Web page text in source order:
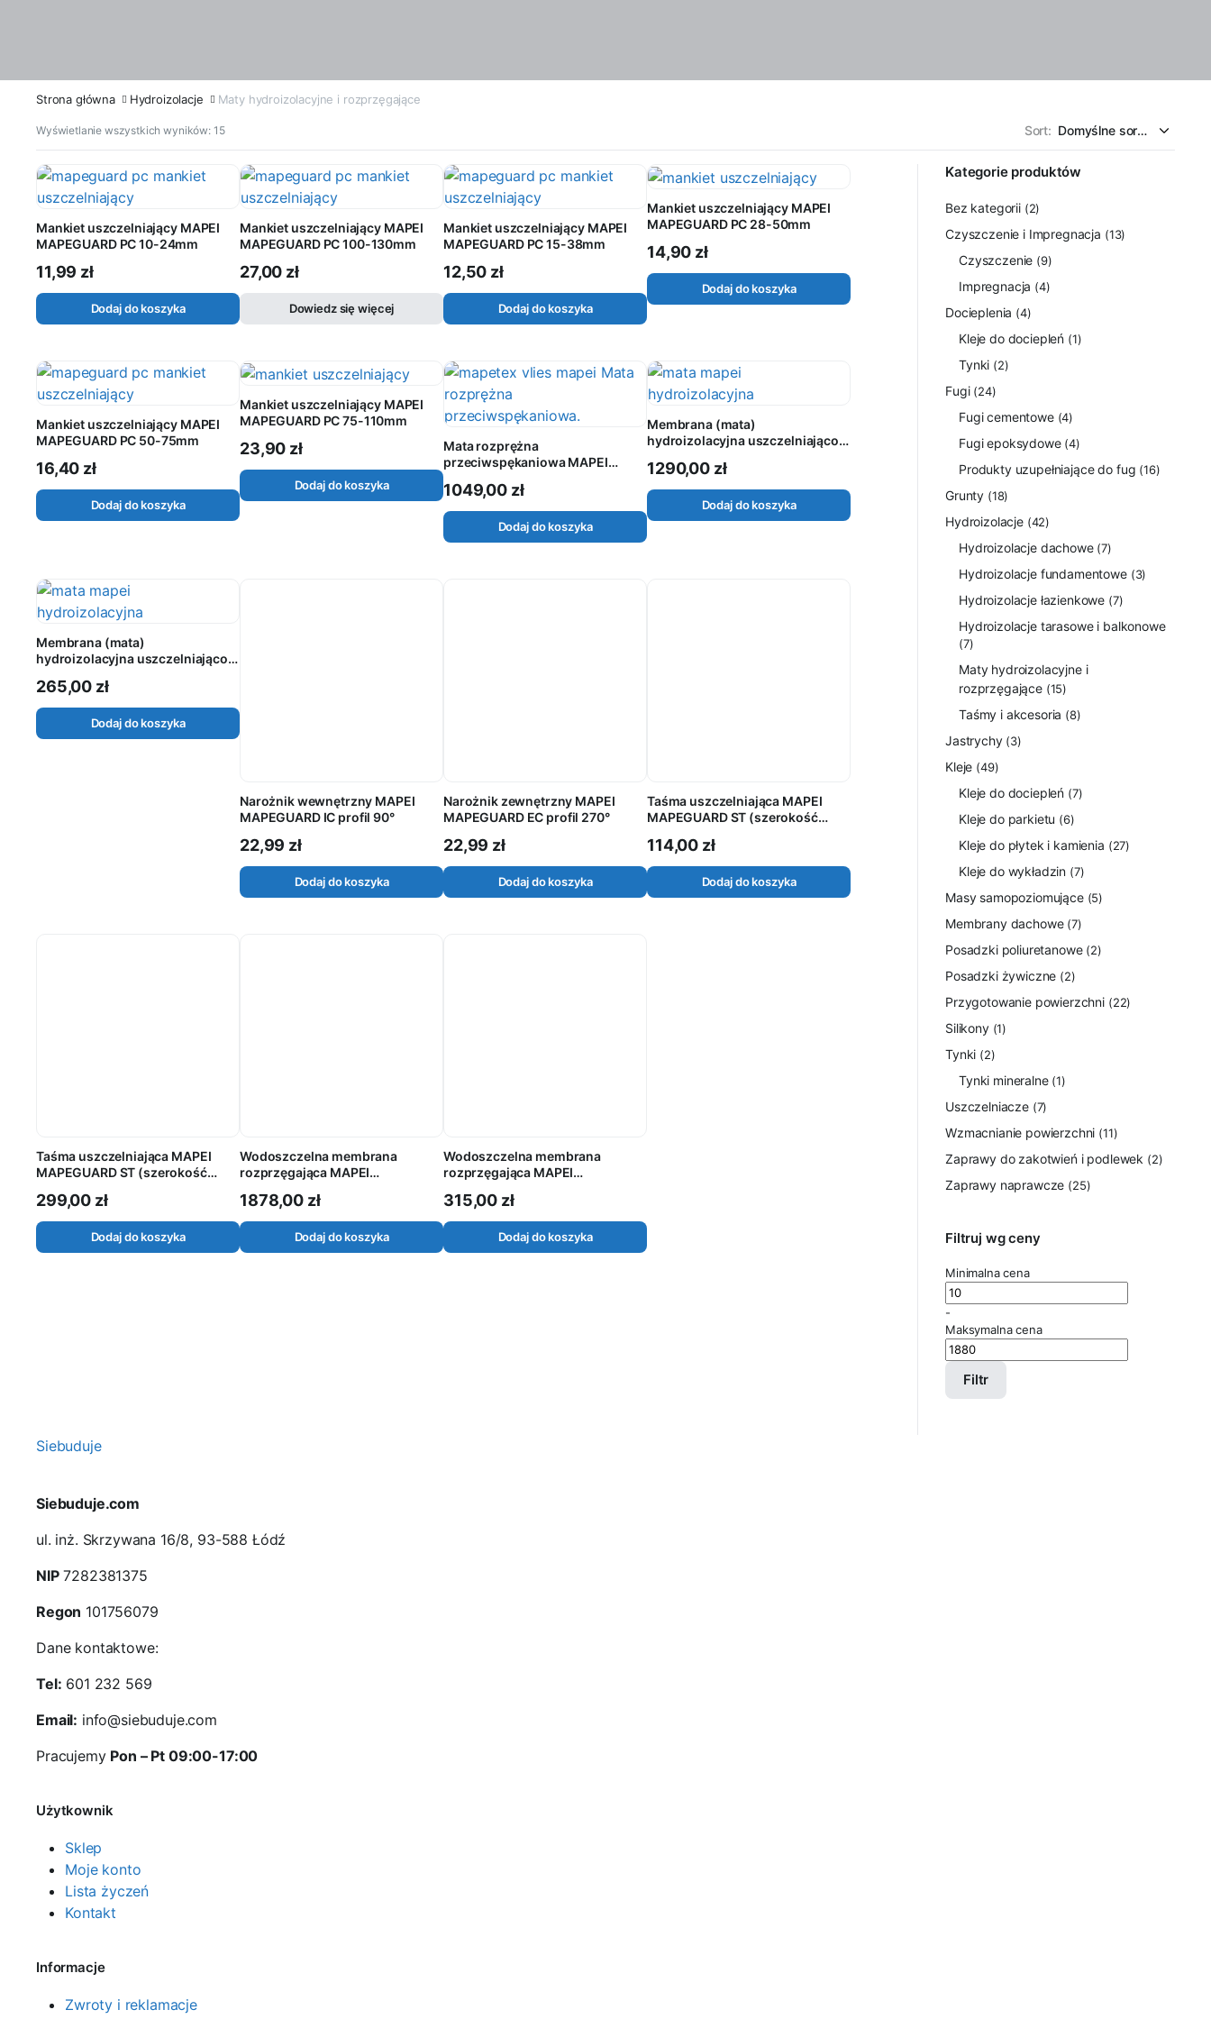
Strona główna Hydroizolacje Maty hydroizolacyjne i rozprzęgające
Wyświetlanie wszystkich wyników: 15 Sort:
Mankiet uszczelniający MAPEI
MAPEGUARD PC 10-24mm
11,99 zł
Dodaj do koszyka
Mankiet uszczelniający MAPEI
MAPEGUARD PC 100-130mm
27,00 zł
Dowiedz się więcej
Mankiet uszczelniający MAPEI
MAPEGUARD PC 15-38mm
12,50 zł
Dodaj do koszyka
Mankiet uszczelniający MAPEI
MAPEGUARD PC 28-50mm
14,90 zł
Dodaj do koszyka
Mankiet uszczelniający MAPEI
MAPEGUARD PC 50-75mm
16,40 zł
Dodaj do koszyka
Mankiet uszczelniający MAPEI
MAPEGUARD PC 75-110mm
23,90 zł
Dodaj do koszyka
Mata rozprężna
przeciwspękaniowa MAPEI
1049,00 zł
Dodaj do koszyka
Membrana (mata)
hydroizolacyjna uszczelniająco-
MAPEGUARD WP 200 rolka 30m²
1290,00 zł
Dodaj do koszyka
Membrana (mata)
hydroizolacyjna uszczelniająco-
MAPEGUARD WP 200 rolka 5m²
265,00 zł
Dodaj do koszyka
Narożnik wewnętrzny MAPEI
MAPEGUARD IC profil 90°
22,99 zł
Dodaj do koszyka
Narożnik zewnętrzny MAPEI
MAPEGUARD EC profil 270°
22,99 zł
Dodaj do koszyka
Taśma uszczelniająca MAPEI
MAPEGUARD ST (szerokość
114,00 zł
Dodaj do koszyka
Taśma uszczelniająca MAPEI
MAPEGUARD ST (szerokość
299,00 zł
Dodaj do koszyka
Wodoszczelna membrana
rozprzęgająca MAPEI
1m) rolka 10m
1878,00 zł
Dodaj do koszyka
Wodoszczelna membrana
rozprzęgająca MAPEI
1m) rolka 5m
315,00 zł
Dodaj do koszyka
Kategorie produktów
Bez kategorii (2)
Czyszczenie i Impregnacja (13)
Czyszczenie (9)
Impregnacja (4)
Docieplenia (4)
Kleje do dociepleń (1)
Tynki (2)
Fugi (24)
Fugi cementowe (4)
Fugi epoksydowe (4)
Produkty uzupełniające do fug (16)
Grunty (18)
Hydroizolacje (42)
Hydroizolacje dachowe (7)
Hydroizolacje fundamentowe (3)
Hydroizolacje łazienkowe (7)
Hydroizolacje tarasowe i balkonowe
(7)
Maty hydroizolacyjne i
rozprzęgające (15)
Taśmy i akcesoria (8)
Jastrychy (3)
Kleje (49)
Kleje do dociepleń (7)
Kleje do parkietu (6)
Kleje do płytek i kamienia (27)
Kleje do wykładzin (7)
Masy samopoziomujące (5)
Membrany dachowe (7)
Posadzki poliuretanowe (2)
Posadzki żywiczne (2)
Przygotowanie powierzchni (22)
Silikony (1)
Tynki (2)
Tynki mineralne (1)
Uszczelniacze (7)
Wzmacnianie powierzchni (11)
Zaprawy do zakotwień i podlewek (2)
Zaprawy naprawcze (25)
Filtruj wg ceny
Minimalna cena
-
Maksymalna cena
Filtr
Siebuduje
Siebuduje.com
ul. inż. Skrzywana 16/8, 93-588 Łódź
NIP7282381375
Regon 101756079
Dane kontaktowe:
Tel: 601 232 569
Email: info@siebuduje.com
Pracujemy Pon – Pt 09:00-17:00
Użytkownik
Sklep
Moje konto
Lista życzeń
Kontakt
Informacje
Zwroty i reklamacje